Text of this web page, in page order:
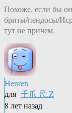
Похоже, если бы
бриты/пендосы/
тут не причем.
Henren
для 千爪 尺.Z
8 лет назад